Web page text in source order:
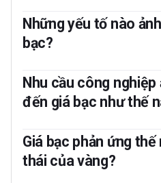
Những yếu tố nào
bạc?
ổn địa chính trị hoặc lo ngại về
thể khiến giá bạc tăng do vai
mặc dù mức độ ảnh hưởng
lãi suất giảm. Biến động của
biến của đồng đô la Mỹ (USD)
đồng tiền này (XAG/USD).
Nhu cầu công nghiệp
đến giá bạc như thế
trong các lĩnh vực như điện tử
do độ dẫn điện cao nhất
hơn cả đồng và vàng. Sự gia
Giá bạc phản ứng
thái của vàng?